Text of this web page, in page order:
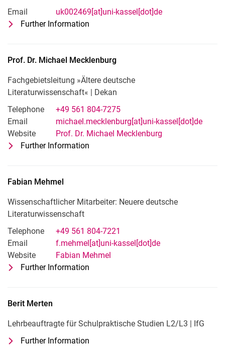
Email
uk002469[at]uni-kassel[dot]de
Further Information
Prof. Dr. Michael Mecklenburg
Fachgebietsleitung »Ältere deutsche
Literaturwissenschaft« | Dekan
Telephone
+49 561 804-7275
Email
michael.mecklenburg[at]uni-kassel[dot]de
Website
Prof. Dr. Michael Mecklenburg
Further Information
Fabian Mehmel
Wissenschaftlicher Mitarbeiter: Neuere deutsche
Literaturwissenschaft
Telephone
+49 561 804-7221
Email
f.mehmel[at]uni-kassel[dot]de
Website
Fabian Mehmel
Further Information
Berit Merten
Lehrbeauftragte für Schulpraktische Studien L2/L3 | IfG
Further Information